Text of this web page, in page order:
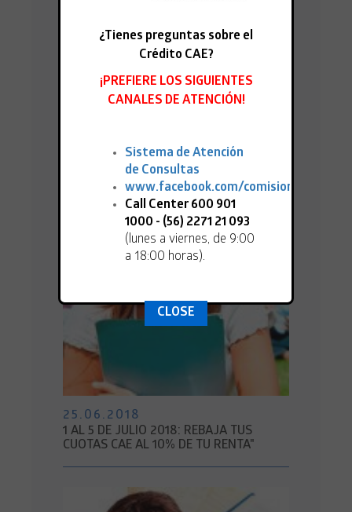
03.05.2018
¡NUEVO PLAZO PARA SOLICITAR EL
25.06.2018
1 AL 5 DE JULIO 2018: REBAJA TUS
CUOTAS CAE AL 10% DE TU RENTA"
¿Tienes preguntas sobre el
Crédito CAE?
¡PREFIERE LOS SIGUIENTES
CANALES DE ATENCIÓN!
Sistema de Atención
de Consultas
www.facebook.com/comisioningresa
Call Center 600 901
1000 - (56) 2271 21 093
(lunes a viernes, de 9:00
a 18:00 horas).
CLOSE